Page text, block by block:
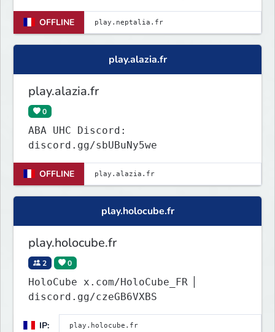
îles Maudites • discord.gg/neptalia
OFFLINE
play.alazia.fr
play.alazia.fr
0
ABA UHC Discord:
discord.gg/sbUBuNy5we
OFFLINE
play.holocube.fr
play.holocube.fr
2 0
HoloCube x.com/HoloCube_FR ▏
discord.gg/czeGB6VXBS
IP: